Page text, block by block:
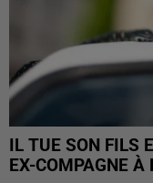
IL TUE SON FILS
EX-COMPAGNE À